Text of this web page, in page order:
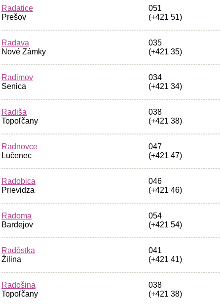
Radatice
Prešov
051
(+421 51)
Radava
Nové Zámky
035
(+421 35)
Radimov
Senica
034
(+421 34)
Radiša
Topoľčany
038
(+421 38)
Radnovce
Lučenec
047
(+421 47)
Radobica
Prievidza
046
(+421 46)
Radoma
Bardejov
054
(+421 54)
Radôstka
Žilina
041
(+421 41)
Radošina
Topoľčany
038
(+421 38)